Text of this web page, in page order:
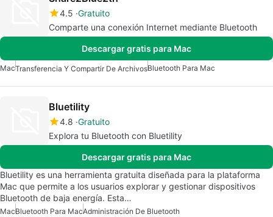
4.5 Gratuito
Comparte una conexión Internet mediante Bluetooth
Descargar gratis para Mac
MacTransferencia Y Compartir De ArchivosBluetooth Para Mac
Bluetility
4.8 Gratuito
Explora tu Bluetooth con Bluetility
Descargar gratis para Mac
Bluetility es una herramienta gratuita diseñada para la plataforma
Mac que permite a los usuarios explorar y gestionar dispositivos
Bluetooth de baja energía. Esta…
MacBluetooth Para MacAdministración De Bluetooth